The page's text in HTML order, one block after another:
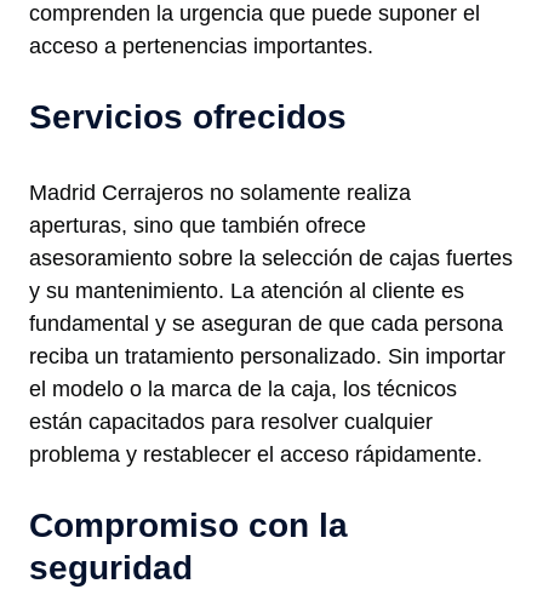
comprenden la urgencia que puede suponer el
acceso a pertenencias importantes.
Servicios ofrecidos
Madrid Cerrajeros no solamente realiza
aperturas, sino que también ofrece
asesoramiento sobre la selección de cajas fuertes
y su mantenimiento. La atención al cliente es
fundamental y se aseguran de que cada persona
reciba un tratamiento personalizado. Sin importar
el modelo o la marca de la caja, los técnicos
están capacitados para resolver cualquier
problema y restablecer el acceso rápidamente.
Compromiso con la
seguridad